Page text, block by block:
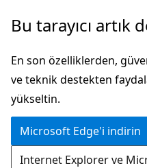
Ana
atla
Sayfa
gezintiye
atla
Bu tarayıcı artık
En son özelliklerden,
ve teknik destekten
yükseltin.
Microsoft Edge'i indirin
Internet Explorer ve